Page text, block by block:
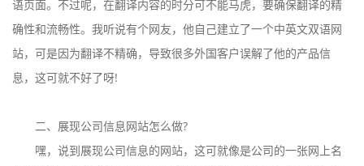
语页面。不过呢，在翻译内容的时分可不能马虎，要确保翻译的精
确性和流畅性。我听说有个网友，他自己建立了一个中英文双语网
站，可是因为翻译不精确，导致很多外国客户误解了他的产品信
息，这可就不好了呀!
二、展现公司信息网站怎么做?
嘿，说到展现公司信息的网站，这可就像是公司的一张网上名